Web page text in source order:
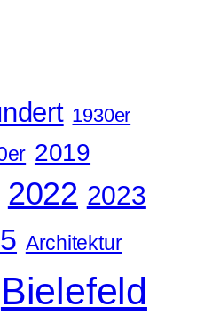
1930er
2019
2022 2023
Architektur
Bielefeld